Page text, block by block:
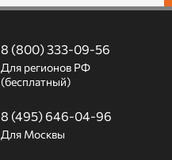
8 (800) 333-09-56
Для регионов РФ
(бесплатный)
8 (495) 646-04-96
Для Москвы